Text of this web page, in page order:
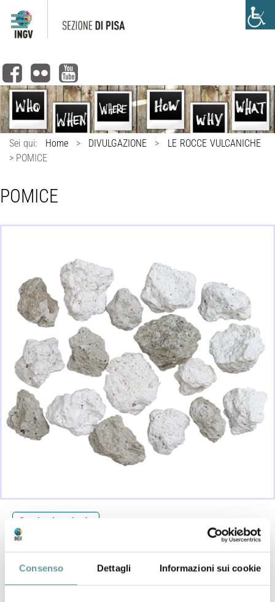
Consenso Dettagli Informazioni sui cookie
Sei qui: Home > DIVULGAZIONE >
LE ROCCE VULCANICHE
> POMICE
POMICE
Scarica la scheda
La pomice è una roccia vulcanica tipicamente
emessa durante l’attività esplosiva di tipo pliniano.